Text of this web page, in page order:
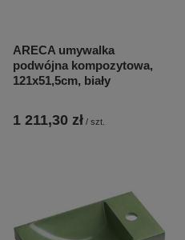
ARECA umywalka
podwójna kompozytowa,
121x51,5cm, biały
1 211,30 zł / szt.